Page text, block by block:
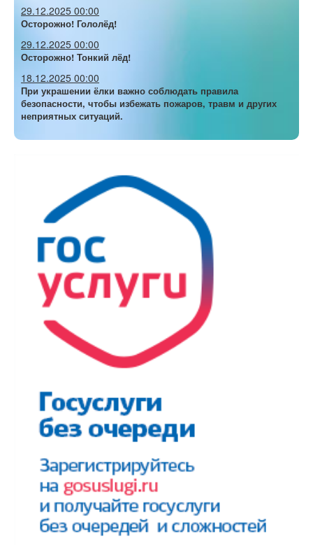
29.12.2025 00:00
Осторожно! Гололёд!
29.12.2025 00:00
Осторожно! Тонкий лёд!
18.12.2025 00:00
При украшении ёлки важно соблюдать правила
безопасности, чтобы избежать пожаров, травм и других
неприятных ситуаций.